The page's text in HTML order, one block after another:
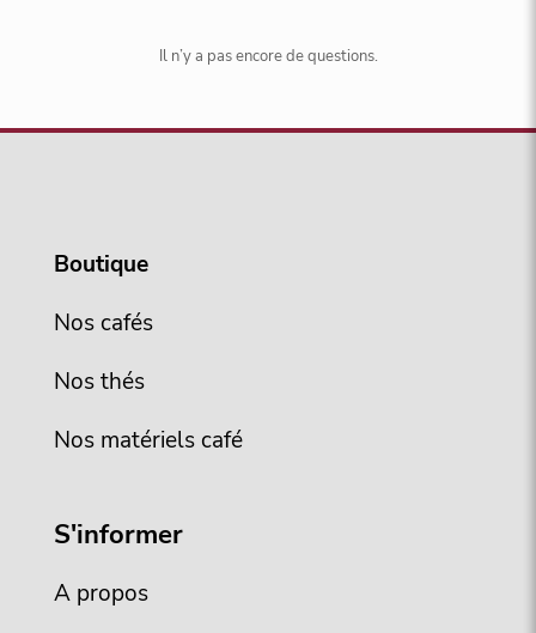
Il n’y a pas encore de questions.
Boutique
Nos cafés
Nos thés
Nos matériels café
S'informer
A propos